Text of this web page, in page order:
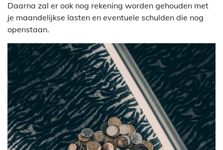
Daarna zal er ook nog rekening worden gehouden met
je maandelijkse lasten en eventuele schulden die nog
openstaan.